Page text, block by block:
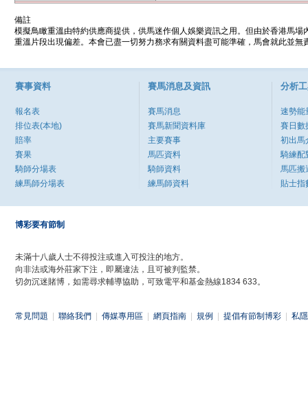
備註
模擬鳥瞰重溫由特約供應商提供，供馬迷作個人娛樂資訊之用。但由於香港馬
重溫片段出現偏差。本會已盡一切努力務求有關資料盡可能準確，馬會就此並
賽事資料
報名表
排位表(本地)
賠率
賽果
騎師分場表
練馬師分場表
賽馬消息及資訊
賽馬消息
賽馬新聞資料庫
主要賽事
馬匹資料
騎師資料
練馬師資料
分析
速勢能
賽日數
初出馬
騎練配
馬匹搬
貼士指
博彩要有節制
未滿十八歲人士不得投注或進入可投注的地方。
向非法或海外莊家下注，即屬違法，且可被判監禁。
切勿沉迷賭博，如需尋求輔導協助，可致電平和基金熱線1834 633。
常見問題 聯絡我們 傳媒專用區 網頁指南 規例 提倡有節制博彩 私